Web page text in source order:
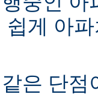
쉽게 아
은 단점